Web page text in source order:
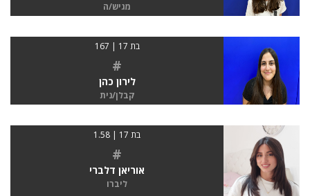
מגיש/ה
בת 17 | 167
#
לירון כהן
קבלן/נית
בת 17 | 1.58
#
אוריאן דלברי
ליברו